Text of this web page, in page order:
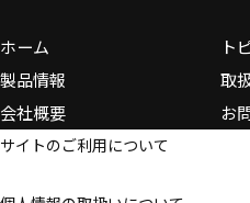
ホーム
ト
製品情報
取
会社概要
お
サイトのご利用について